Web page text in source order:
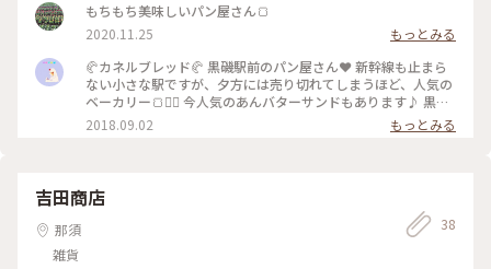
もちもち美味しいパン屋さん🍞
2020.11.25
もっとみる
🥐カネルブレッド🥐 黒磯駅前のパン屋さん❤︎ 新幹線も止まら
ない小さな駅ですが、夕方には売り切れてしまうほど、人気の
ベーカリー🍞✦ฺ 今人気のあんバターサンドもあります♪ 黒磯
駅の駅員さんもあんバターサンドとクロワッサンがおススメだ
と改札前に書いてありました！ なので今日はおススメを購入
2018.09.02 もっとみる
吉田商店
那須
雑貨
38